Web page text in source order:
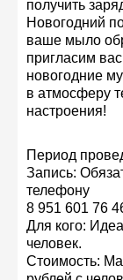
получить
Новогодний
ваше мыло
пригласим
новогодние
в атмосферу
настроения!
Период
Запись:
телефону
8 951 601 76
Для кого:
человек.
Стоимость: